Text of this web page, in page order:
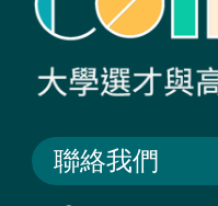
聯絡我們